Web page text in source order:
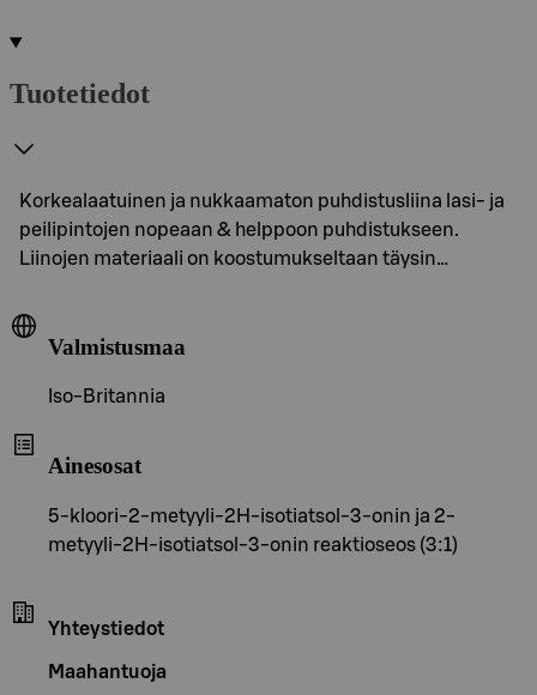
Tuotetiedot
Korkealaatuinen ja nukkaamaton puhdistusliina lasi- ja
peilipintojen nopeaan & helppoon puhdistukseen.
Liinojen materiaali on koostumukseltaan täysin…
Valmistusmaa
Iso-Britannia
Ainesosat
5-kloori-2-metyyli-2H-isotiatsol-3-onin ja 2-
metyyli-2H-isotiatsol-3-onin reaktioseos (3:1)
Yhteystiedot
Maahantuoja